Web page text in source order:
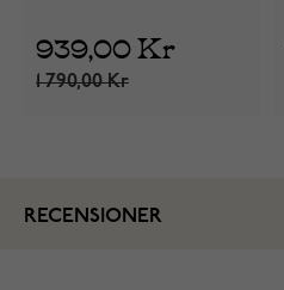
939,00 Kr
1 790,00 Kr
RECENSIONER